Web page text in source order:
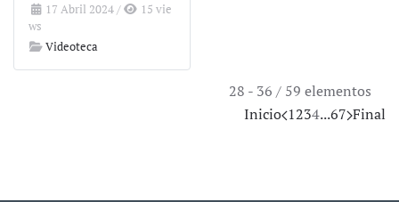
17 Abril 2024/
15 vie
ws
Videoteca
28 - 36 / 59 elementos
Inicio 1234...67 Final